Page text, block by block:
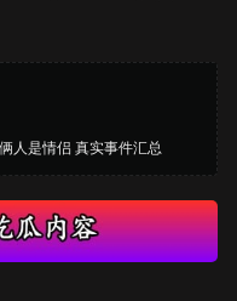
人是情侣 真实事件汇总